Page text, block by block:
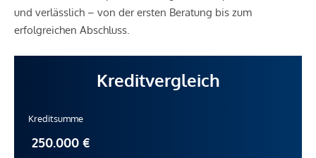
und verlässlich – von der ersten Beratung bis zum
erfolgreichen Abschluss.
Kreditvergleich
Kreditsumme